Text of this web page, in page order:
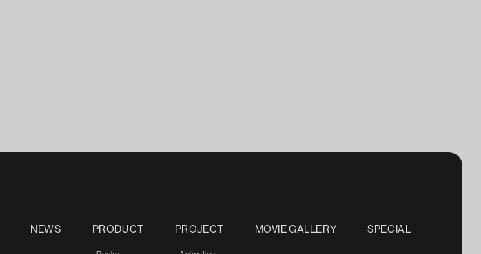
NEWS PRODUCT PROJECT MOVIE GALLERY SPECIAL